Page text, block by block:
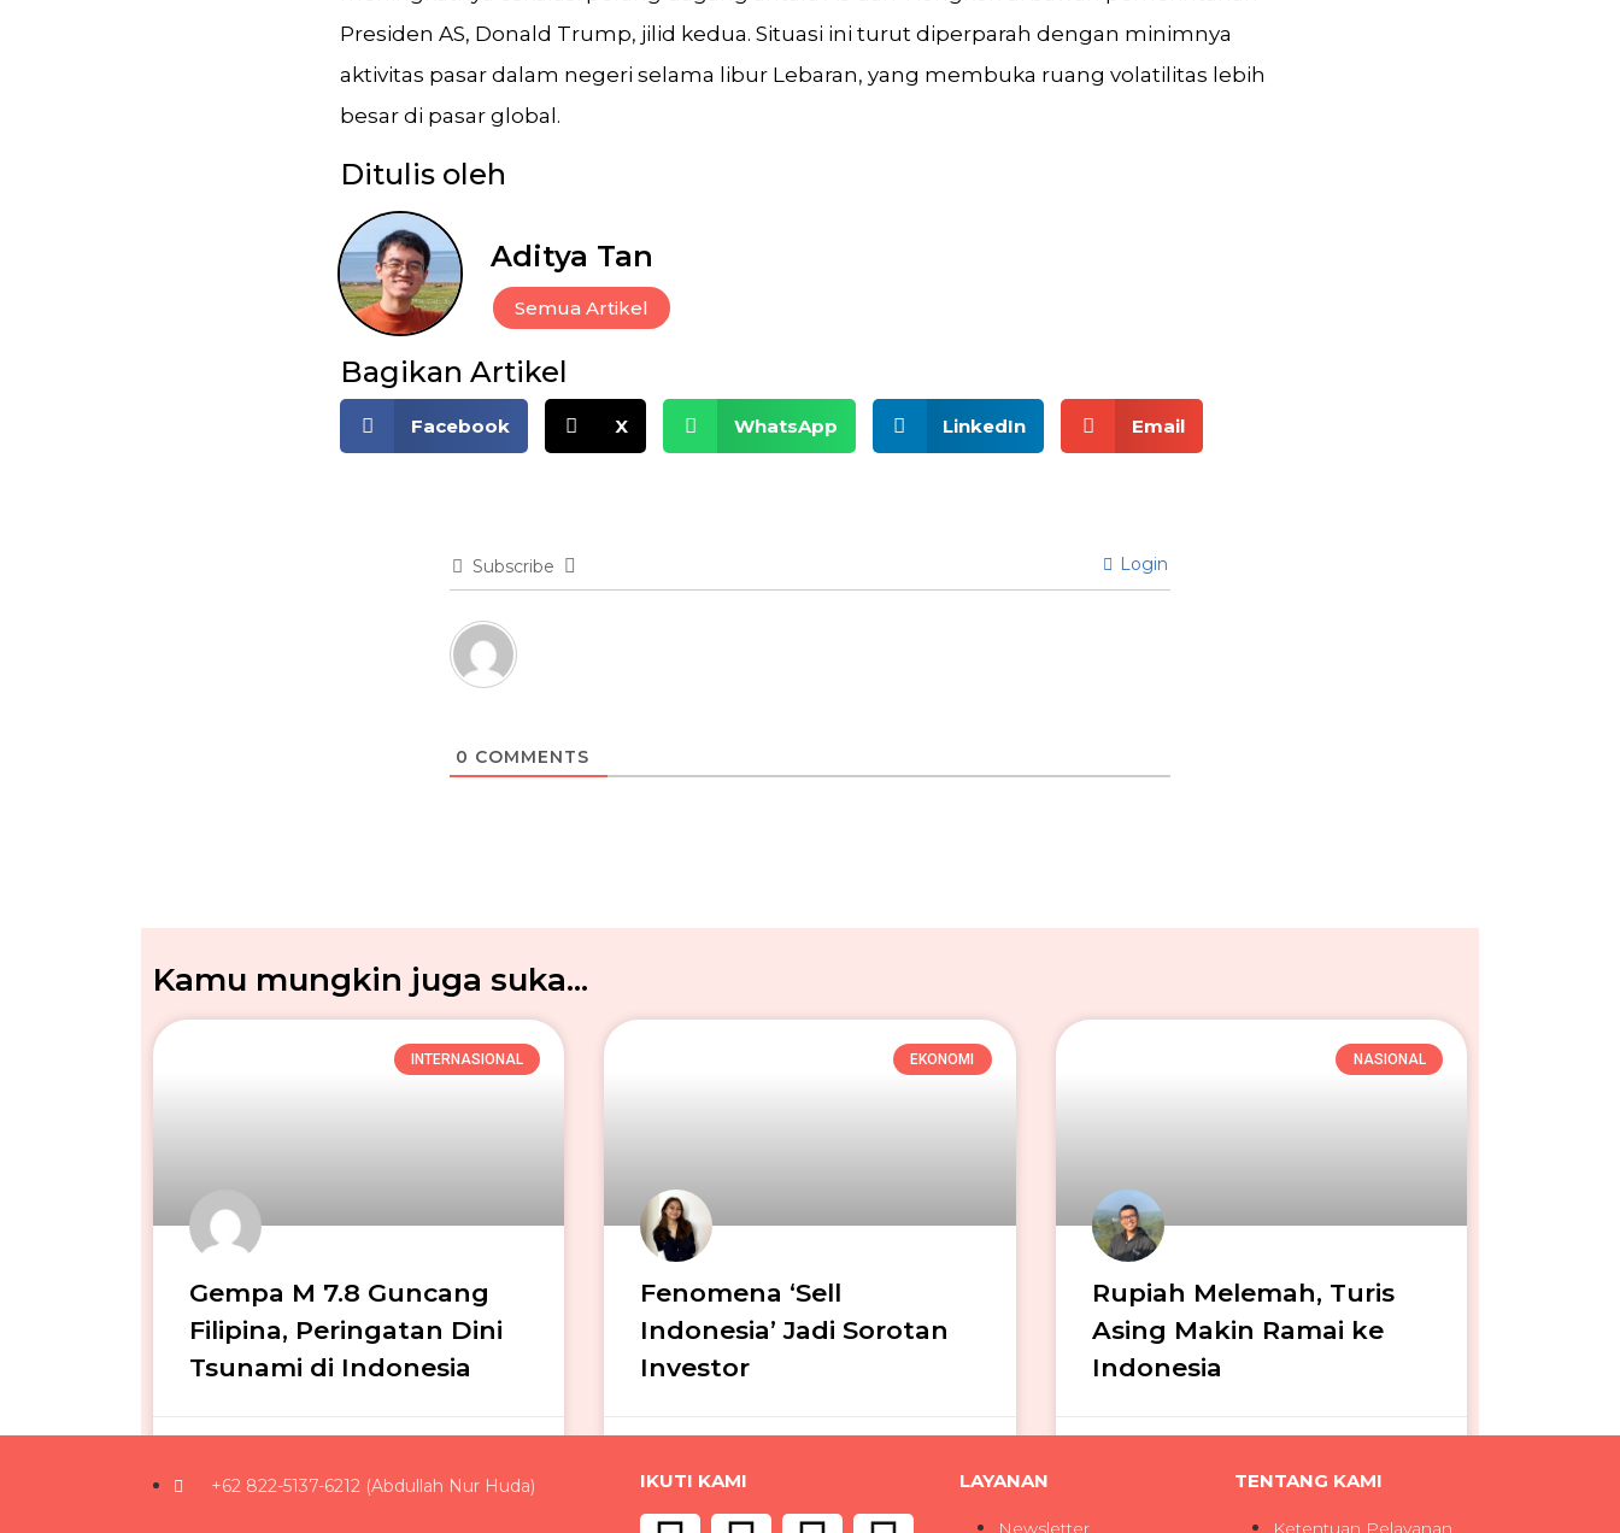
Presiden AS, Donald Trump, jilid kedua. Situasi ini turut diperparah dengan minimnya
aktivitas pasar dalam negeri selama libur Lebaran, yang membuka ruang volatilitas lebih
besar di pasar global.
Ditulis oleh
Aditya Tan
Semua Artikel
Bagikan Artikel
Facebook X WhatsApp LinkedIn Email
Subscribe Login
0 COMMENTS
Kamu mungkin juga suka...
INTERNASIONAL
Gempa M 7.8 Guncang
Filipina, Peringatan Dini
Tsunami di Indonesia
EKONOMI
Fenomena ‘Sell
Indonesia’ Jadi Sorotan
Investor
NASIONAL
Rupiah Melemah, Turis
Asing Makin Ramai ke
Indonesia
+62 822-5137-6212 (Abdullah Nur Huda) IKUTI KAMI LAYANAN
Newsletter
TENTANG KAMI
Ketentuan Pelayanan